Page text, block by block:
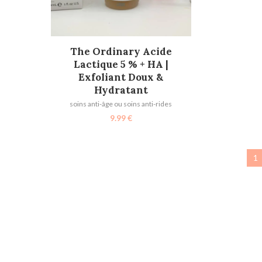
AJOUTER AU PANIER
The Ordinary Acide
Lactique 5 % + HA |
Exfoliant Doux &
Hydratant
soins anti-âge ou soins anti-rides
9.99€
1